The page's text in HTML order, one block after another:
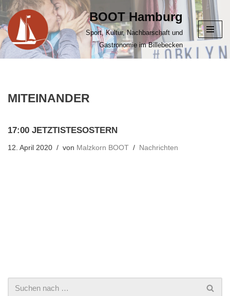
Zum
Inhalt
springen
BOOT Hamburg
Sport, Kultur, Nachbarschaft und
Gastronomie im Billebecken
MITEINANDER
17:00 JETZTISTESOSTERN
12. April 2020 von Malzkorn BOOT Nachrichten